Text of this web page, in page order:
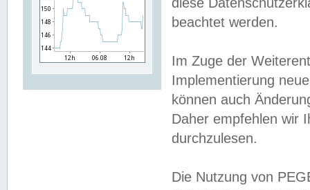
diese
beachtet werden.
Im Zuge der
Implementierung
können auch
Daher empfehlen wir
durchzulesen.
Die Nutzung von